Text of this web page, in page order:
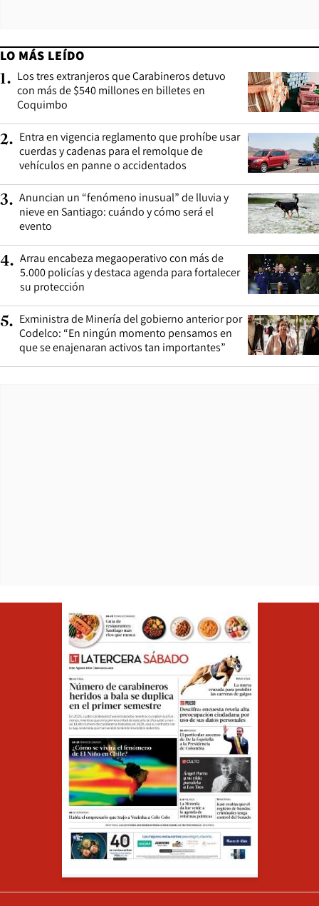
LO MÁS LEÍDO
1. Los tres extranjeros que Carabineros detuvo
con más de $540 millones en billetes en
Coquimbo
2. Entra en vigencia reglamento que prohíbe usar
cuerdas y cadenas para el remolque de
vehículos en panne o accidentados
3. Anuncian un “fenómeno inusual” de lluvia y
nieve en Santiago: cuándo y cómo será el
evento
4. Arrau encabeza megaoperativo con más de
5.000 policías y destaca agenda para fortalecer
su protección
5. Exministra de Minería del gobierno anterior por
Codelco: “En ningún momento pensamos en
que se enajenaran activos tan importantes”